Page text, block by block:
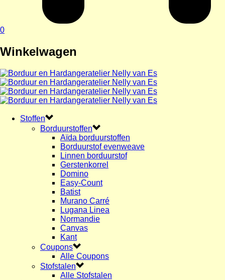
0
Winkelwagen
Stoffen
Borduurstoffen
Aïda borduurstoffen
Borduurstof evenweave
Linnen borduurstof
Gerstenkorrel
Domino
Easy-Count
Batist
Murano Carré
Lugana Linea
Normandie
Canvas
Kant
Coupons
Alle Coupons
Stofstalen
Alle Stofstalen